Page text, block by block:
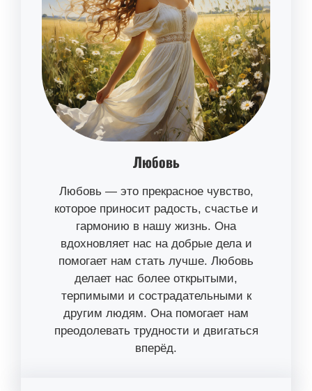
Любовь
Любовь — это прекрасное чувство,
которое приносит радость, счастье и
гармонию в нашу жизнь. Она
вдохновляет нас на добрые дела и
помогает нам стать лучше. Любовь
делает нас более открытыми,
терпимыми и сострадательными к
другим людям. Она помогает нам
преодолевать трудности и двигаться
вперёд.